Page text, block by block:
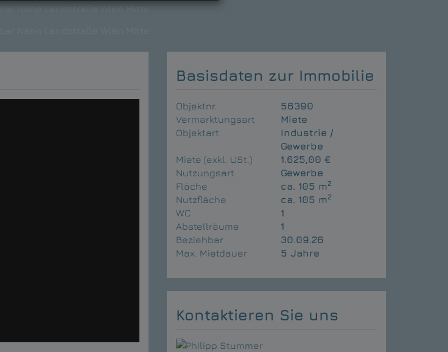
Basisdaten zur Immobilie
Objektnr.
56390
Vermarktungsart
Miete
Objektart
Industrie /
Gewerbe
Miete (exkl. USt.)
1.625,00 €
Nutzungsart
Gewerbe
Fläche
ca. 105 m2
Nutzfläche ca. 105 m2
WC
1
Abstellräume
1
Beziehbar
30.09.26
Max. Mietdauer
5 Jahre
Kontaktieren Sie uns